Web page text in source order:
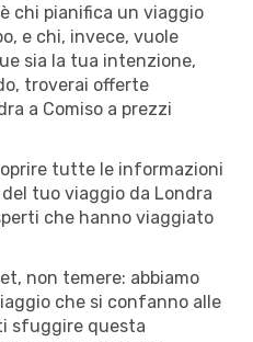
chi pianifica un viaggio
e chi, invece, vuole
sia la tua intenzione,
troverai offerte
a Comiso a prezzi
tutte le informazioni
tuo viaggio da Londra
che hanno viaggiato
non temere: abbiamo
che si confanno alle
sfuggire questa